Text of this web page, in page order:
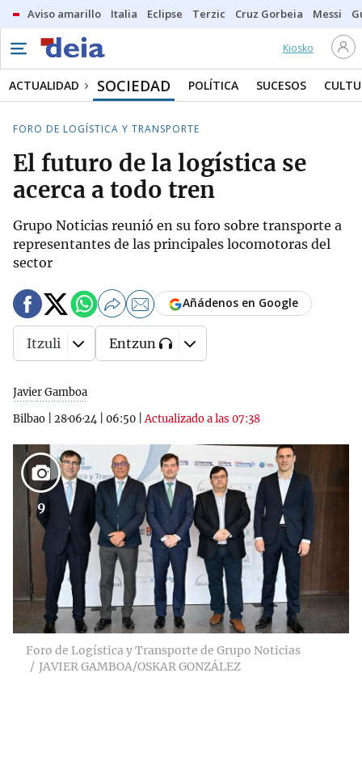
Aviso amarillo Italia Eclipse Terzic Cruz Gorbeia Messi
Kiosko
ACTUALIDAD SOCIEDAD POLÍTICA SUCESOS
FORO DE LOGÍSTICA Y TRANSPORTE
El futuro de la logística se
acerca a todo tren
Grupo Noticias reunió en su foro sobre transporte a
representantes de las principales locomotoras del
sector
Javier Gamboa
Bilbao
28·06·24 06:50 |Actualizado a las 07:38
Añádenos en Google
Itzuli Entzun
9
Foro de Logística y Transporte de Grupo Noticias
JAVIER GAMBOA/OSKAR GONZÁLEZ